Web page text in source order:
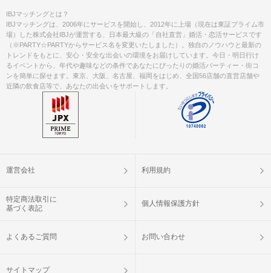
IBJマッチングとは？
IBJマッチングは、2006年にサービスを開始し、2012年に上場（現在は東証プライム市
場）した株式会社IBJが運営する、日本最大級の「自社直営」婚活・恋活サービスです
（※PARTY☆PARTYからサービス名を変更いたしました）。独自のノウハウと最新の
トレンドをもとに、安心・安全な出会いの環境をお届けしています。今日・明日行け
るイベントから、年代や趣味などの条件であなたにぴったりの婚活パーティー・街コ
ンを簡単に探せます。東京、大阪、名古屋、福岡をはじめ、全国56店舗の直営店舗や
近隣の飲食店等で、あなたの出会いをサポートします。
運営会社 利用規約
特定商法取引に
基づく表記
個人情報保護方針
よくあるご質問 お問い合わせ
サイトマップ